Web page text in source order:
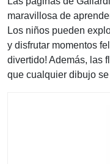
maravillosa de
Los niños pueden
y disfrutar momentos
divertido! Además, las
que cualquier dibujo